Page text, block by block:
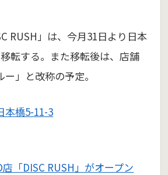
RUSH」は、今月31日より日本
転する。また移転後は、店舗
」と改称の予定。
本橋5-11-3
店「DISC RUSH」がオープン